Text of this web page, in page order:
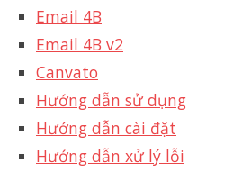
Email 4B
Email 4B v2
Canvato
Hướng dẫn sử dụng
Hướng dẫn cài đặt
Hướng dẫn xử lý lỗi